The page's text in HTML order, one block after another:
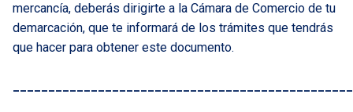
mercancía, deberás dirigirte a la Cámara de Comercio de tu
demarcación, que te informará de los trámites que tendrás
que hacer para obtener este documento.